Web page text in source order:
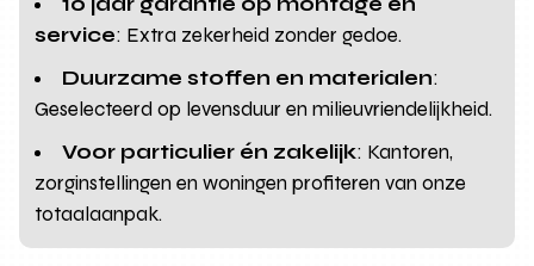
service: Extra zekerheid zonder gedoe.
Duurzame stoffen en materialen:
Geselecteerd op levensduur en milieuvriendelijkheid.
Voor particulier én zakelijk: Kantoren,
zorginstellingen en woningen profiteren van onze
totaalaanpak.